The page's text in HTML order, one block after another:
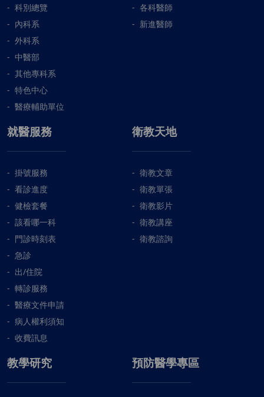
科別總覽
內科系
外科系
中醫部
其他專科系
特色中心
醫療輔助單位
各科醫師
新進醫師
就醫服務
掛號服務
看診進度
健檢套餐
該看哪一科
門診時刻表
急診
出/住院
轉診服務
醫療文件申請
病人權利須知
收費訊息
衛教天地
衛教文章
衛教單張
衛教影片
衛教講座
衛教諮詢
教學研究 預防醫學專區